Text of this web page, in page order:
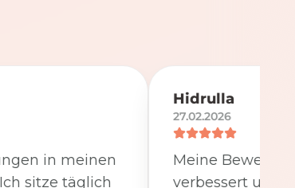
in meinen
sitze täglich
Hidrulla
27.02.2026
Meine
verbessert und